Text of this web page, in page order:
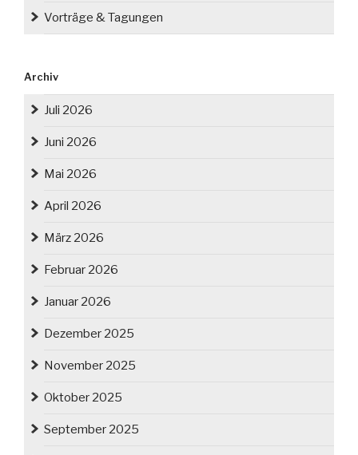
Vorträge & Tagungen
Archiv
Juli 2026
Juni 2026
Mai 2026
April 2026
März 2026
Februar 2026
Januar 2026
Dezember 2025
November 2025
Oktober 2025
September 2025